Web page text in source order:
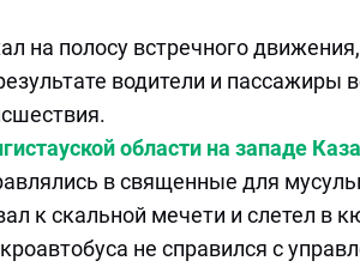
на полосу встречного
водители и пассажиры
области на западе
в священные для
к скальной мечети и слетел в
не справился с